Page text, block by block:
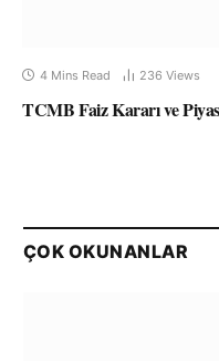
4 Mins Read 236 Views
TCMB Faiz Kararı ve
ÇOK OKUNANLAR